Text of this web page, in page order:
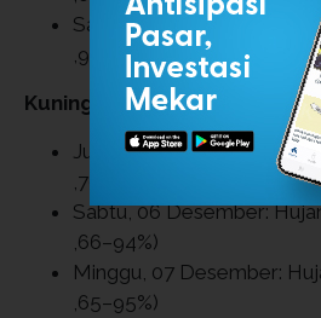
Sabtu, 13 Desember:
,95–99%)
Kuningan
Jumat, 05 Desember:
,70–95%)
Sabtu, 06 Desember:
,66–94%)
Minggu, 07 Desember:
,65–95%)